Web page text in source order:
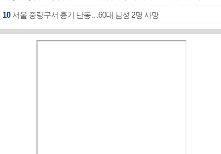
10 서울 중랑구서 흉기 난동…60대 남성 2명 사망